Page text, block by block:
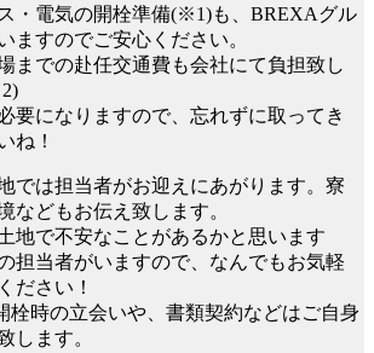
・電気の開栓準備(※1)も、BREXAグル
ますのでご安心ください。
までの赴任交通費も会社にて負担致し
要になりますので、忘れずに取ってき
ね！
では担当者がお迎えにあがります。寮
などもお伝え致します。
地で不安なことがあるかと思います
担当者がいますので、なんでもお気軽
ださい！
栓時の立会いや、書類契約などはご自身
します。